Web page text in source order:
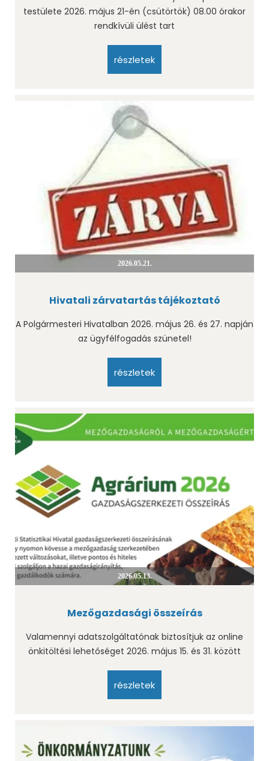
testülete 2026. május 21-én (csütörtök) 08.00 órakor
rendkívüli ülést tart
részletek
2026.05.21.
Hivatali zárvatartás tájékoztató
A Polgármesteri Hivatalban 2026. május 26. és 27. napján
az ügyfélfogadás szünetel!
részletek
2026.05.13.
Mezőgazdasági összeírás
Valamennyi adatszolgáltatónak biztosítjuk az online
önkitöltési lehetőséget 2026. május 15. és 31. között
részletek